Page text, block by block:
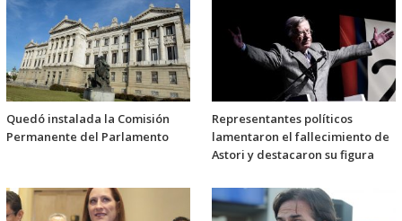
Quedó instalada la Comisión
Permanente del Parlamento
Representantes políticos
lamentaron el fallecimiento de
Astori y destacaron su figura